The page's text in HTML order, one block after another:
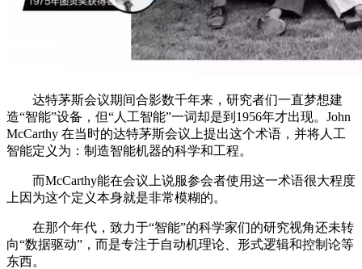
达特茅斯会议期间合影数千年来，研究者们一直梦想建
造“智能”设备，但“人工智能”一词却是到1956年才出现。John
McCarthy 在当时的达特茅斯会议上提出这个术语，并将人工
智能定义为：制造智能机器的科学和工程。
而McCarthy能在会议上说服参会者使用这一术语很大程度
上因为这个定义本身就是非常模糊的。
在那个年代，致力于“智能”的科学家们的研究视角还未转
向“数据驱动”，而是专注于自动机理论、形式逻辑和控制论等
东西。